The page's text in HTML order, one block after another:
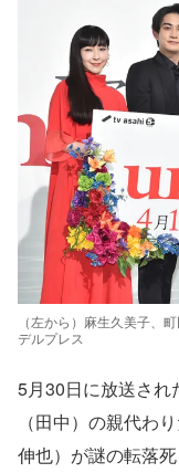
（左から）麻生久美子、
デルプレス
5月30日に放送され
（田中）の親代わ
伸也）が謎の転落